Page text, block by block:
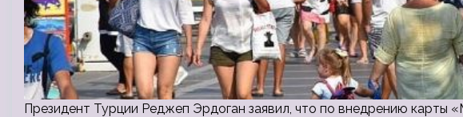
Президент Турции Реджеп Эрдоган заявил, что по внедрению карты